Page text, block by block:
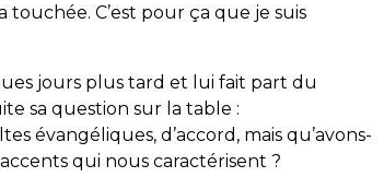
touchée. C’est pour ça que je suis
jours plus tard et lui fait part du
sa question sur la table :
évangéliques, d’accord, mais qu’avons-
qui nous caractérisent ?